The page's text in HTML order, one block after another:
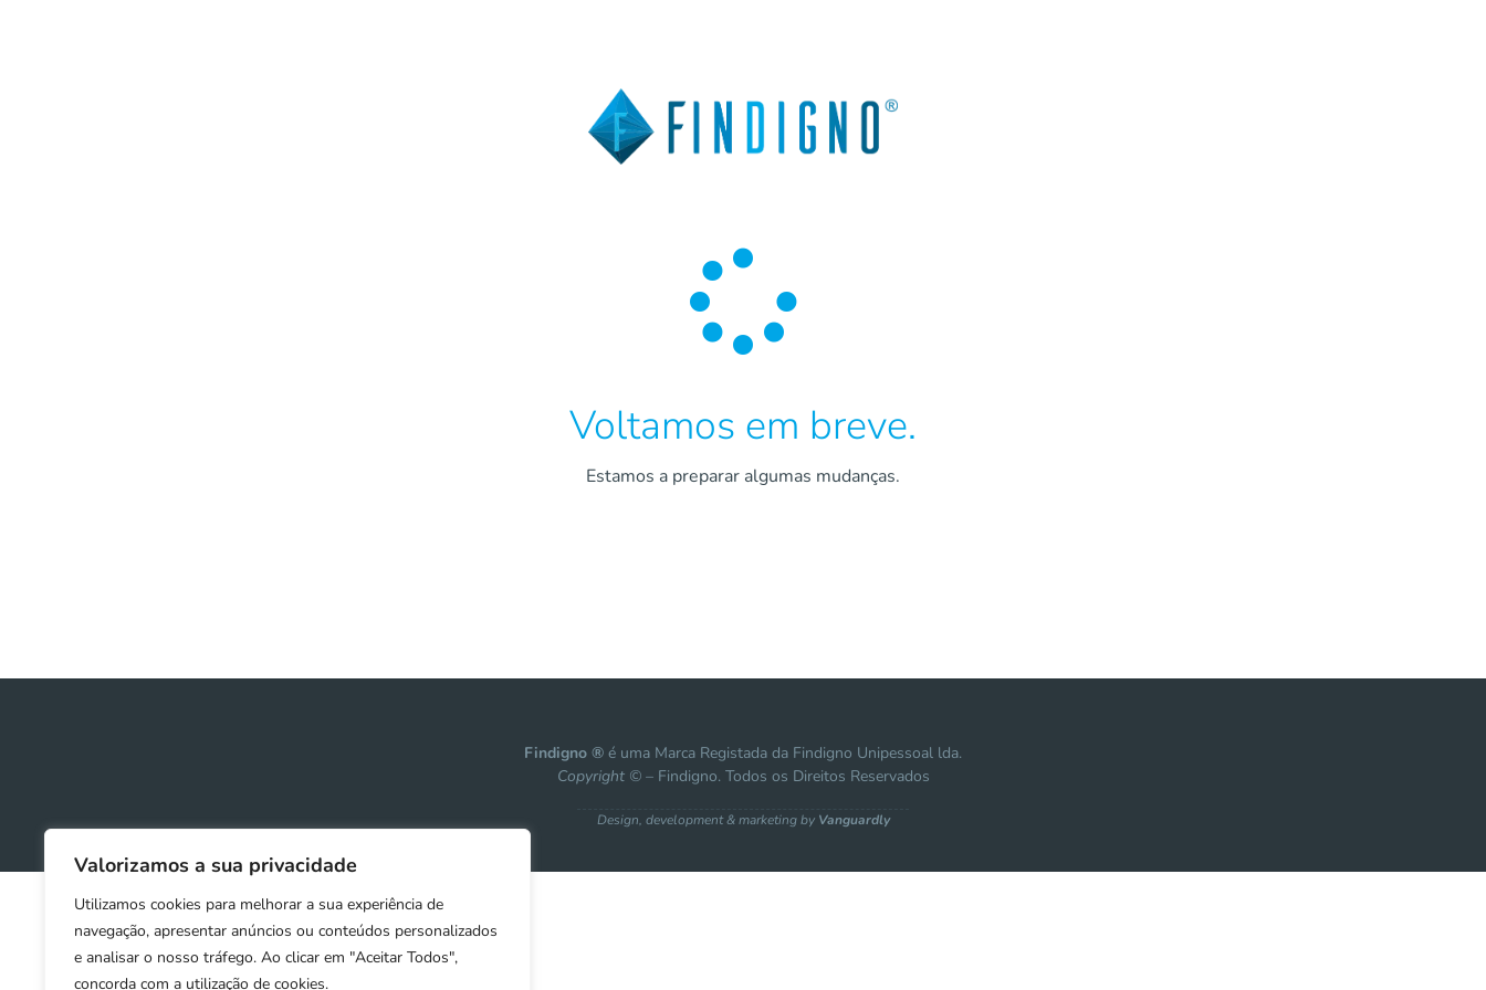
Valorizamos a sua privacidade
Utilizamos cookies para melhorar a sua experiência de
navegação, apresentar anúncios ou conteúdos personalizados
e analisar o nosso tráfego. Ao clicar em "Aceitar Todos",
concorda com a utilização de cookies.

Voltamos em breve.
Estamos a preparar algumas mudanças.
Findigno ® é uma Marca Registada da Findigno Unipessoal lda.
Copyright ©– Findigno. Todos os Direitos Reservados
Design, development & marketing by Vanguardly